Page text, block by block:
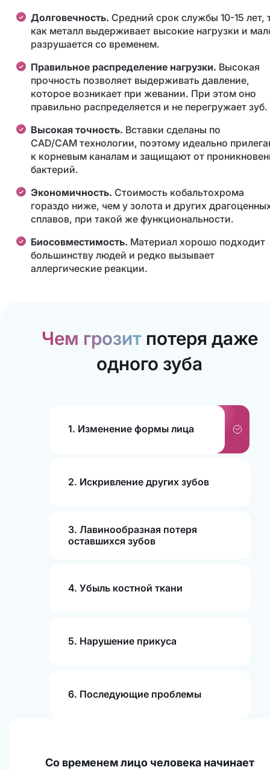
Долговечность. Средний срок службы 10-15 лет,
как металл выдерживает высокие нагрузки и
разрушается со временем.
Правильное распределение нагрузки. Высокая
прочность позволяет выдерживать давление,
которое возникает при жевании. При этом оно
правильно распределяется и не перегружает зуб.
Высокая точность. Вставки сделаны по
CAD/CAM технологии, поэтому идеально
к корневым каналам и защищают от
бактерий.
Экономичность. Стоимость кобальтохрома
гораздо ниже, чем у золота и других
сплавов, при такой же функциональности.
Биосовместимость. Материал хорошо подходит
большинству людей и редко вызывает
аллергические реакции.
Чем грозитпотеря даже
одного зуба
1. Изменение формы лица
2. Искривление других зубов
3. Лавинообразная потеря
оставшихся зубов
4. Убыль костной ткани
5. Нарушение прикуса
6. Последующие проблемы
Со временем лицо человека начинает